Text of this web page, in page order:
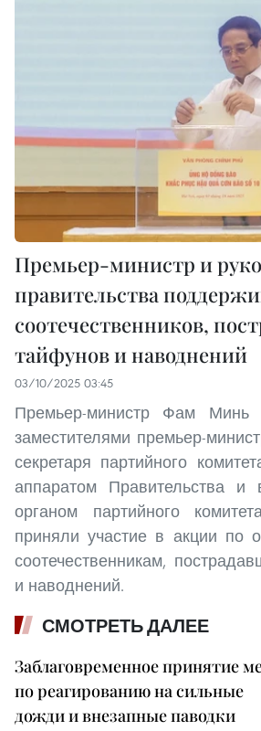
Премьер-министр и
правительства
соотечественников,
тайфунов и наводнений
03/10/2025 03:45
Премьер-министр Фам Минь
заместителями премьер-
секретаря партийного
аппаратом Правительства и
органом партийного
приняли участие в акции по
соотечественникам,
и наводнений.
СМОТРЕТЬ ДАЛЕЕ
Заблаговременное принятие
по реагированию на сильные
дожди и внезапные паводки